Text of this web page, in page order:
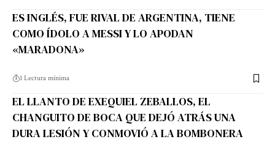
ES INGLÉS, FUE RIVAL DE ARGENTINA, TIENE
COMO ÍDOLO A MESSI Y LO APODAN
«MARADONA»
1 Lectura mínima
EL LLANTO DE EXEQUIEL ZEBALLOS, EL
CHANGUITO DE BOCA QUE DEJÓ ATRÁS UNA
DURA LESIÓN Y CONMOVIÓ A LA BOMBONERA